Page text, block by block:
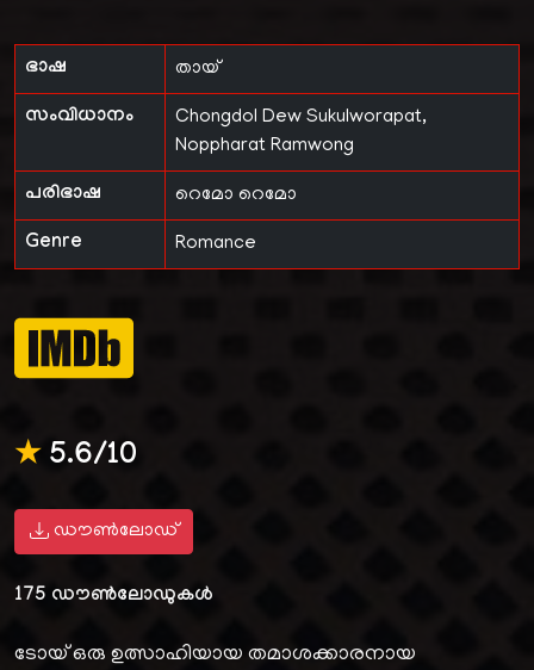
ഭാഷ തായ്
സംവിധാനം
Chongdol Dew Sukulworapat,
Noppharat Ramwong
പരിഭാഷ റെമോ റെമോ
Genre Romance
★5.6/10
ഡൗൺലോഡ്
175 ഡൗൺലോഡുകൾ
ടോയ് ഒരു ഉത്സാഹിയായ തമാശക്കാരനായ